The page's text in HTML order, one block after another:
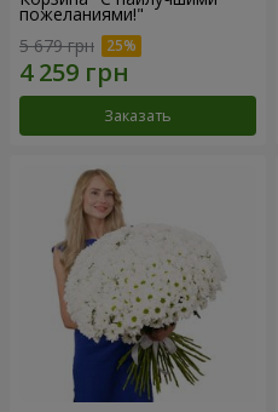
пожеланиями!"
5 679 грн
Заказать